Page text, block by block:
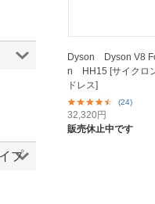
Dyson Dyson V8
n HH15 [サイクロ
ドレス]
(24)
32,320円
販売休止中です
プ